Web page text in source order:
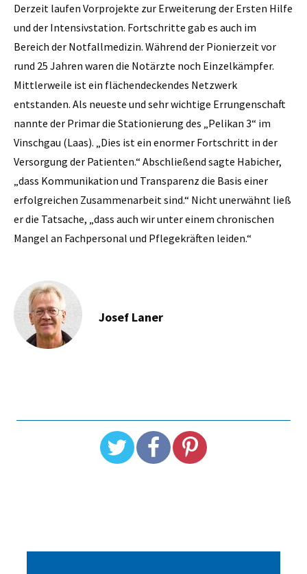
Derzeit laufen Vorprojekte zur Erweiterung der Ersten Hilfe
und der Intensivstation. Fortschritte gab es auch im
Bereich der Notfallmedizin. Während der Pionierzeit vor
rund 25 Jahren waren die Notärzte noch Einzelkämpfer.
Mittlerweile ist ein flächendeckendes Netzwerk
entstanden. Als neueste und sehr wichtige Errungenschaft
nannte der Primar die Stationierung des „Pelikan 3“ im
Vinschgau (Laas). „Dies ist ein enormer Fortschritt in der
Versorgung der Patienten.“ Abschließend sagte Habicher,
„dass Kommunikation und Transparenz die Basis einer
erfolgreichen Zusammenarbeit sind.“ Nicht unerwähnt ließ
er die Tatsache, „dass auch wir unter einem chronischen
Mangel an Fachpersonal und Pflegekräften leiden.“
Josef Laner